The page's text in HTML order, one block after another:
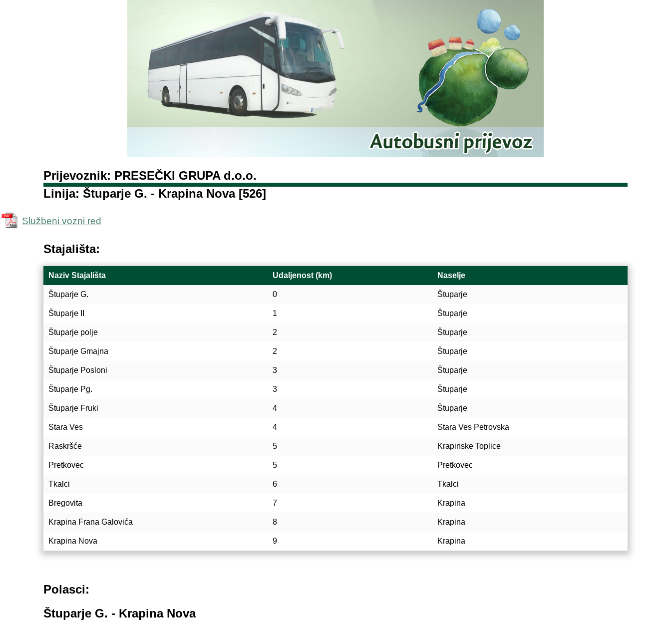
Prijevoznik: PRESEČKI GRUPA d.o.o.
Linija: Štuparje G. - Krapina Nova [526]
Službeni vozni red
Stajališta:
Naziv Stajališta Udaljenost (km) Naselje
Štuparje G. 0 Štuparje
Štuparje II 1 Štuparje
Štuparje polje 2 Štuparje
Štuparje Gmajna 2 Štuparje
Štuparje Posloni 3 Štuparje
Štuparje Pg. 3 Štuparje
Štuparje Fruki 4 Štuparje
Stara Ves 4 Stara Ves Petrovska
Raskršće 5 Krapinske Toplice
Pretkovec 5 Pretkovec
Tkalci 6 Tkalci
Bregovita 7 Krapina
Krapina Frana Galovića 8 Krapina
Krapina Nova 9 Krapina
Polasci:
Štuparje G. - Krapina Nova